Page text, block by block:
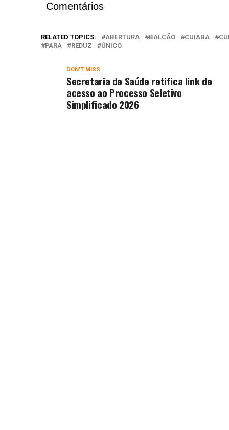
Comentários
RELATED TOPICS: ABERTURA BALCÃO CUIABÁ
PARA
REDUZ ÚNICO
DON'T MISS
Secretaria de Saúde retifica link de
acesso ao Processo Seletivo
Simplificado 2026